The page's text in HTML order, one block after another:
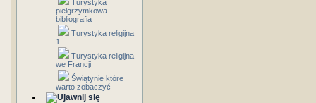
Turystyka
pielgrzymkowa -
bibliografia
Turystyka religijna
1
Turystyka religijna
we Francji
Świątynie które
warto zobaczyć